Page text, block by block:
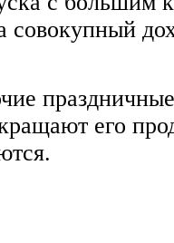
совокупный
его